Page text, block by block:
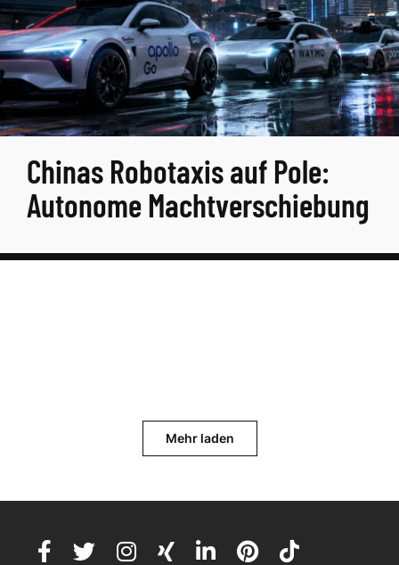
Chinas Robotaxis auf Pole:
Autonome Machtverschiebung
Mehr laden